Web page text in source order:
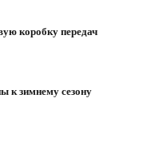
коробку передач
к зимнему сезону